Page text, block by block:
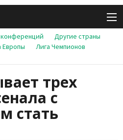
конференций
Другие страны
Европы
Лига Чемпионов
трех
с
стать